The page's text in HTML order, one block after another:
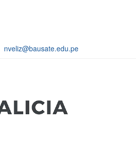
nveliz@bausate.edu.pe